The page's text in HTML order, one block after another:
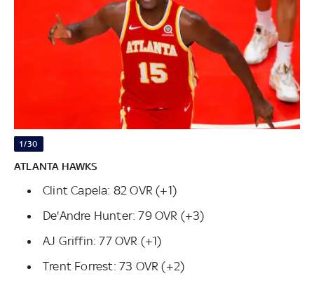
1/30
ATLANTA HAWKS
Clint Capela: 82 OVR (+1)
De'Andre Hunter: 79 OVR (+3)
AJ Griffin: 77 OVR (+1)
Trent Forrest: 73 OVR (+2)